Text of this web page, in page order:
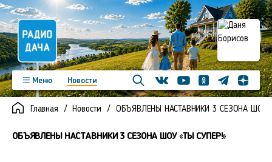
Меню
Новости
Программы
Подкасты
Новинки
Фото
Видео
ВконтактеYoutubeОдноклассники
ТелеграмЯндекс
Главная Новости ОБЪЯВЛЕНЫ НАСТАВНИКИ 3 СЕЗОНА ШОУ
ОБЪЯВЛЕНЫ НАСТАВНИКИ 3 СЕЗОНА ШОУ «ТЫ СУПЕР!»